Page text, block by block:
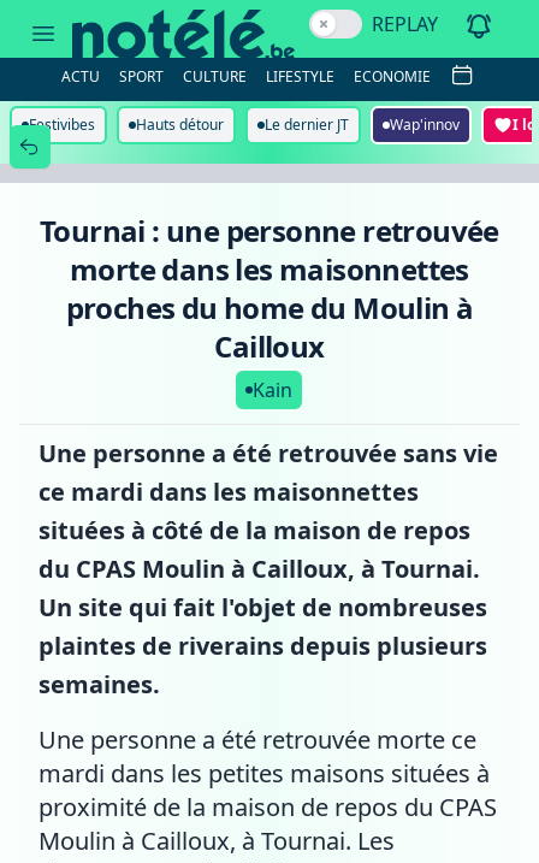
retrouvée
morte
dans
maisonnettes
proches
REPLAY
ACTU SPORT CULTURE LIFESTYLE ECONOMIE
Festivibes Hauts détour Le dernier JT Wap'innov I
Tournai : une personne retrouvée
morte dans les maisonnettes
proches du home du Moulin à
Cailloux
Kain
Une personne a été retrouvée sans vie
ce mardi dans les maisonnettes
situées à côté de la maison de repos
du CPAS Moulin à Cailloux, à Tournai.
Un site qui fait l'objet de nombreuses
plaintes de riverains depuis plusieurs
semaines.
Une personne a été retrouvée morte ce
mardi dans les petites maisons situées à
proximité de la maison de repos du CPAS
Moulin à Cailloux, à Tournai. Les